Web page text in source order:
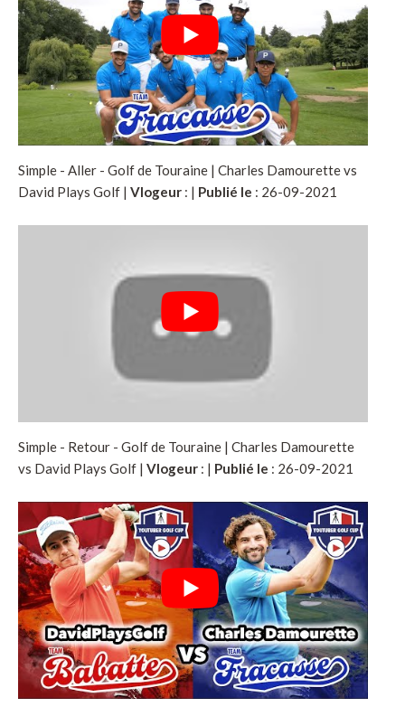
Simple - Aller - Golf de Touraine | Charles Damourette vs
David Plays Golf | Vlogeur : | Publié le : 26-09-2021
Simple - Retour - Golf de Touraine | Charles Damourette
vs David Plays Golf | Vlogeur : | Publié le : 26-09-2021